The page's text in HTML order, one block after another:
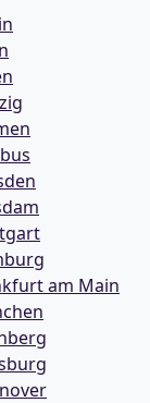
am Main